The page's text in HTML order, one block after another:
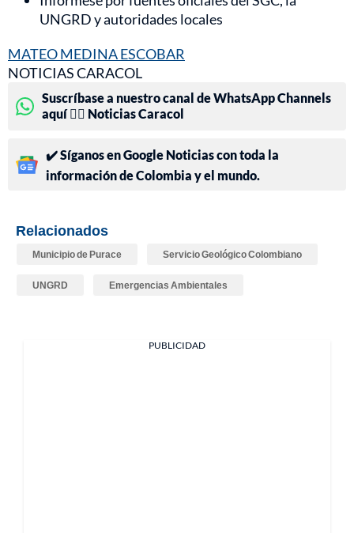
UNGRD y autoridades locales
MATEO MEDINA ESCOBAR
NOTICIAS CARACOL
Suscríbase a nuestro canal de WhatsApp Channels
aquí 👉🏻 Noticias Caracol
✔️ Síganos en Google Noticias con toda la
información de Colombia y el mundo.
Relacionados
Municipio de Purace Servicio Geológico Colombiano
UNGRD Emergencias Ambientales
PUBLICIDAD